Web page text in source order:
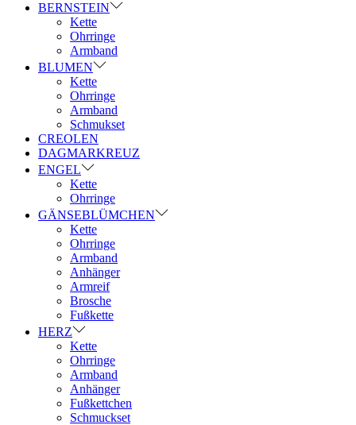
BERNSTEIN
Kette
Ohrringe
Armband
BLUMEN
Kette
Ohrringe
Armband
Schmukset
CREOLEN
DAGMARKREUZ
ENGEL
Kette
Ohrringe
GÄNSEBLÜMCHEN
Kette
Ohrringe
Armband
Anhänger
Armreif
Brosche
Fußkette
HERZ
Kette
Ohrringe
Armband
Anhänger
Fußkettchen
Schmuckset